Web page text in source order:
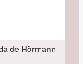
de Hörmann